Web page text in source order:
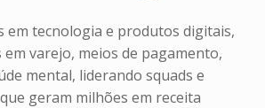
em tecnologia e produtos digitais,
varejo, meios de pagamento,
mental, liderando squads e
geram milhões em receita